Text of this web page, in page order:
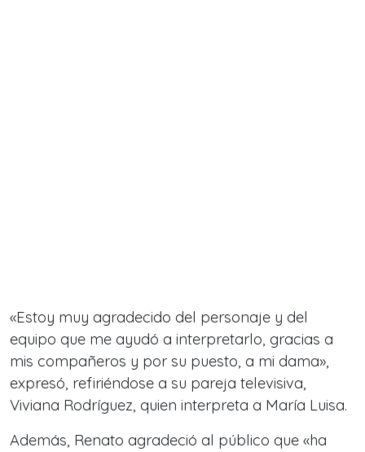
«Estoy muy agradecido del personaje y del
equipo que me ayudó a interpretarlo, gracias a
mis compañeros y por su puesto, a mi dama»,
expresó, refiriéndose a su pareja televisiva,
Viviana Rodríguez, quien interpreta a María Luisa.
Además, Renato agradeció al público que «ha